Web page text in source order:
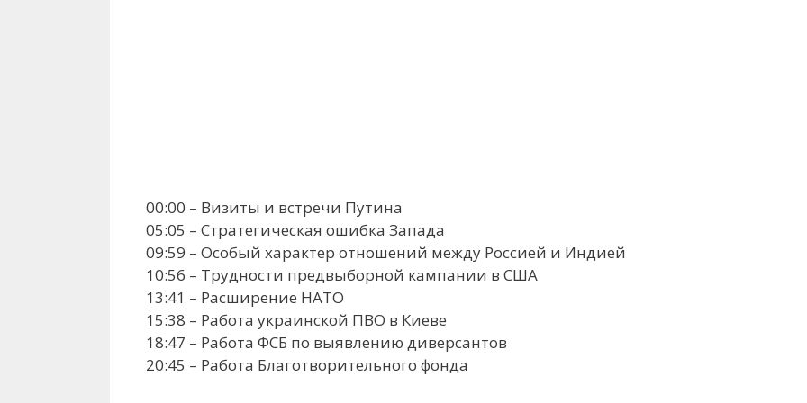
00:00 – Визиты и встречи Путина
05:05 – Стратегическая ошибка Запада
09:59 – Особый характер отношений между Россией и Индией
10:56 – Трудности предвыборной кампании в США
13:41 – Расширение НАТО
15:38 – Работа украинской ПВО в Киеве
18:47 – Работа ФСБ по выявлению диверсантов
20:45 – Работа Благотворительного фонда